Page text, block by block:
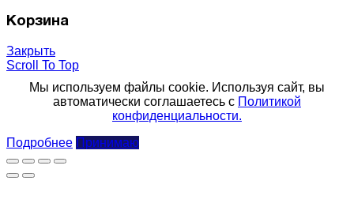
Корзина
Закрыть
Scroll To Top
Мы используем файлы cookie. Используя сайт, вы
автоматически соглашаетесь с Политикой
конфиденциальности.
Подробнее Принимаю